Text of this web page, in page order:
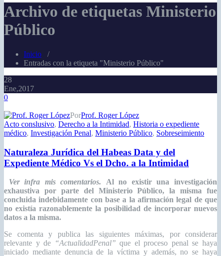
Archivo de etiquetas Ministerio
Público
Inicio /
Entradas con la etiqueta "Ministerio Público"
28
Ene,2017
0
PorProf. Roger López
Acto conslusivo, Derecho a la Intimidad, Historia o expediente
médico, Investigación Penal, Ministerio Público, Sobreseimiento
Naturaleza Jurídica del Habeas Data y del
Expediente Médico Vs el Dcho. a la Intimidad
Ver infra mis comentarios.
Al no existir una investigación
exhaustiva por parte del Ministerio Público, la misma fue
concluida indebidamente con base a la afirmación legal de que
no existía razonablemente la posibilidad de incorporar nuevos
datos a la misma.
Se comenta y publica las siguientes máximas, por considerar
relevante y de “ActualidadPenal” que el proceso penal se haya
iniciado mediante denuncia de la víctima y además, no se haya